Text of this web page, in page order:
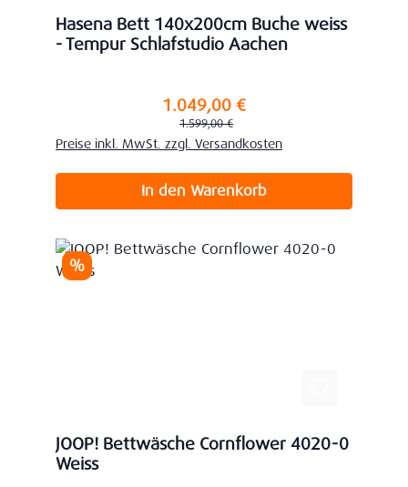
Hasena Bett 140x200cm Buche weiss
- Tempur Schlafstudio Aachen
Verkaufspreis:1.049,00 €
Regulärer Preis:
1.599,00 €
Preise inkl. MwSt. zzgl. Versandkosten
In den Warenkorb
Rabatt
%
JOOP! Bettwäsche Cornflower 4020-0
Weiss